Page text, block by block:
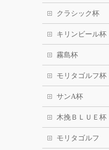
クラシック杯
キリンビール杯
霧島杯
モリタゴルフ杯
サンA杯
木挽ＢＬＵＥ杯
モリタゴルフ